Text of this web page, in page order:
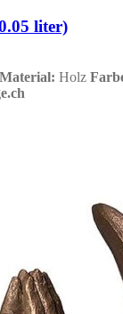
liter)
Material: Holz